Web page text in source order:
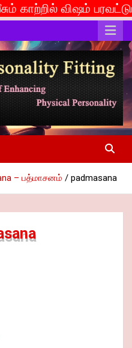
பரவட்டும்... If
– பத்மாசனம் padmasana